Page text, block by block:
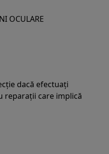
OCULARE
dacă efectuați
reparații care implică